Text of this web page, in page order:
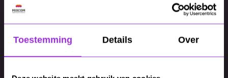
Toestemming Details Over
Het centrale visuele beeld dat de
campagne herkenbaar maakt en als
basis dient voor alle uitingen.